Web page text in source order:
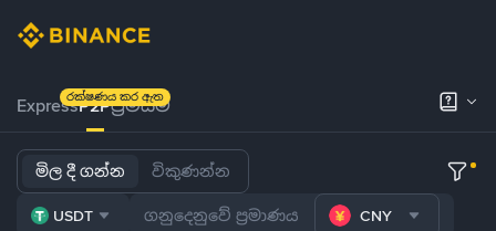
ExpressP2Pප්‍රිමියම්
රක්ෂණය කර ඇත
මිල දී ගන්න විකුණන්න
USDT CNY